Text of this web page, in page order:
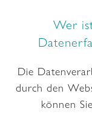
Wer
Die
durch den
können